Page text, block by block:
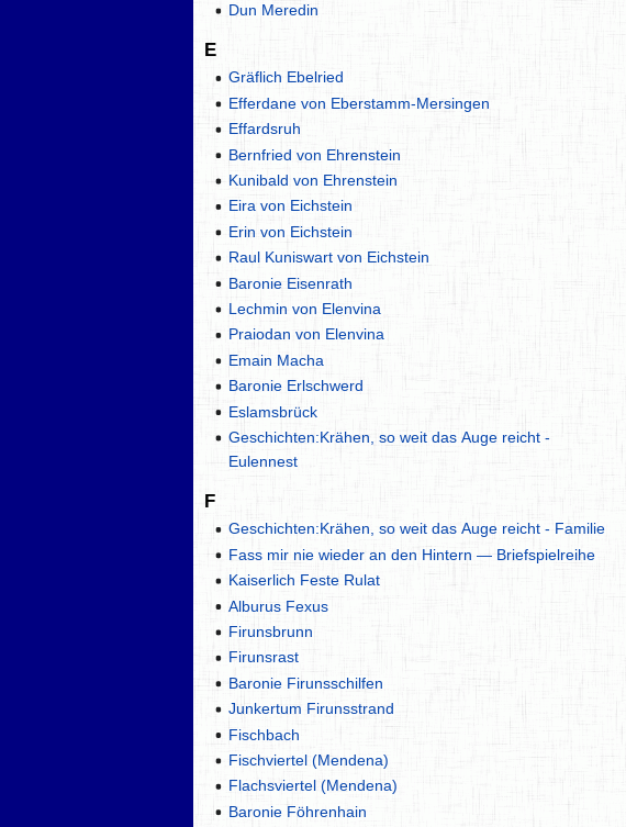
Dun Meredin
E
Gräflich Ebelried
Efferdane von Eberstamm-Mersingen
Effardsruh
Bernfried von Ehrenstein
Kunibald von Ehrenstein
Eira von Eichstein
Erin von Eichstein
Raul Kuniswart von Eichstein
Baronie Eisenrath
Lechmin von Elenvina
Praiodan von Elenvina
Emain Macha
Baronie Erlschwerd
Eslamsbrück
Geschichten:Krähen, so weit das Auge reicht -
Eulennest
F
Geschichten:Krähen, so weit das Auge reicht - Familie
Fass mir nie wieder an den Hintern — Briefspielreihe
Kaiserlich Feste Rulat
Alburus Fexus
Firunsbrunn
Firunsrast
Baronie Firunsschilfen
Junkertum Firunsstrand
Fischbach
Fischviertel (Mendena)
Flachsviertel (Mendena)
Baronie Föhrenhain